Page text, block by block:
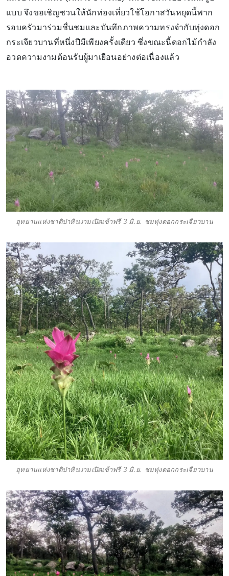
แบบ จึงขอเชิญชวนให้นักท่องเที่ยวใช้โอกาสวันหยุดนี้พาก
รอบครัวมาร่วมชื่นชมและบันทึกภาพความทรงจำกับทุ่งดอก
กระเจียวบานที่หนึ่งปีมีเพียงครั้งเดียว ซึ่งขณะนี้ดอกไม้กำลัง
อวดความงามต้อนรับผู้มาเยือนอย่างต่อเนื่องแล้ว
อุทยานแห่งชาติป่าหินงามเปิดเข้าฟรี 3 มิ.ย. ชมทุ่งดอกกระเจียวบาน
อุทยานแห่งชาติป่าหินงามเปิดเข้าฟรี 3 มิ.ย. ชมทุ่งดอกกระเจียวบาน